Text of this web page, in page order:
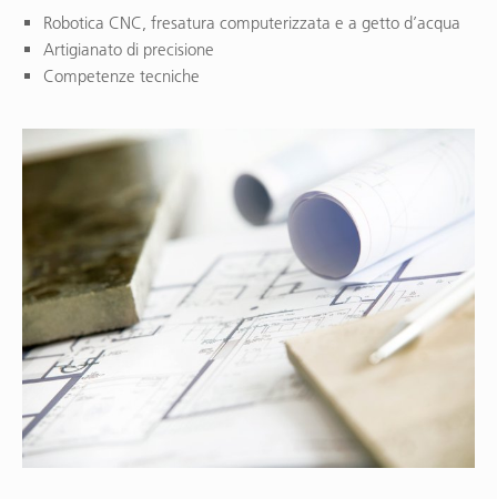
Robotica CNC, fresatura computerizzata e a getto d’acqua
Artigianato di precisione
Competenze tecniche